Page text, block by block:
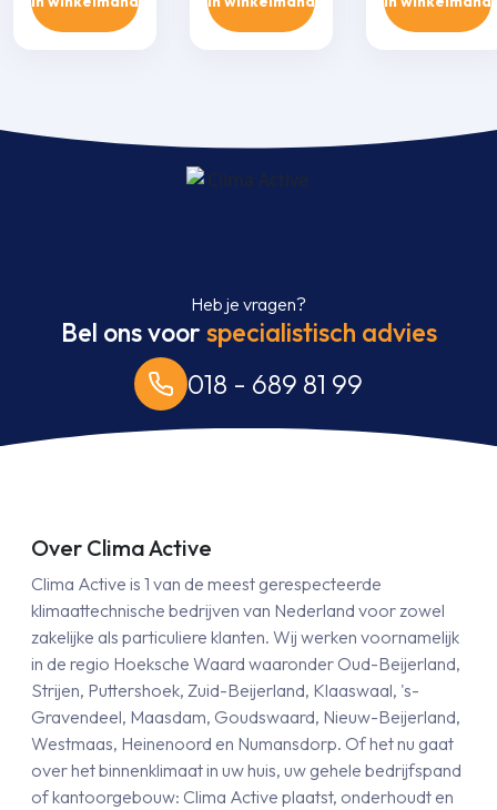
infrarood
infrarood
infrarood
Heb je vragen?
Bel ons voorspecialistisch advies
018 - 689 81 99
Over Clima Active
Clima Active is 1 van de meest gerespecteerde
klimaattechnische bedrijven van Nederland voor zowel
zakelijke als particuliere klanten. Wij werken voornamelijk
in de regio Hoeksche Waard waaronder Oud-Beijerland,
Strijen, Puttershoek, Zuid-Beijerland, Klaaswaal, 's-
Gravendeel, Maasdam, Goudswaard, Nieuw-Beijerland,
Westmaas, Heinenoord en Numansdorp. Of het nu gaat
over het binnenklimaat in uw huis, uw gehele bedrijfspand
of kantoorgebouw: Clima Active plaatst, onderhoudt en